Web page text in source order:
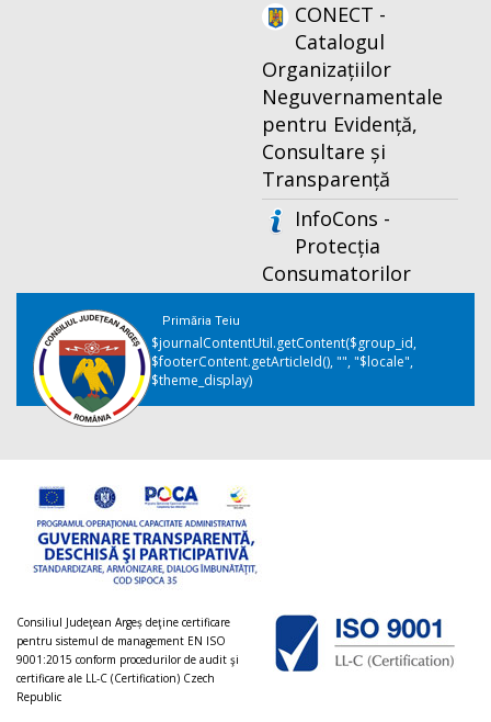
CONECT -
Catalogul
Organizațiilor
Neguvernamentale
pentru Evidență,
Consultare și
Transparență
InfoCons -
Protecția
Consumatorilor
Primăria Teiu
$journalContentUtil.getContent($group_id,
$footerContent.getArticleId(), "", "$locale",
$theme_display)
Consiliul Judeţean Argeș deţine certificare
pentru sistemul de management EN ISO
9001:2015 conform procedurilor de audit şi
certificare ale LL-C (Certification) Czech
Republic